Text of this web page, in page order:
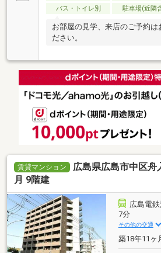
バス・トイレ別
駐車場(近隣
お部屋の見学、来店のご予約は
ださい。
賃貸マンション
広島県広島市中区舟
月 9階建
広島電
7分
その他の交通
築18年11ヶ